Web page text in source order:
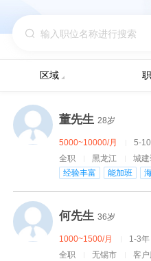
区域
董先生 28岁
5000~10000/月 5-
全职
黑龙江
城
经验丰富
能加班
何先生36岁
1000~1500/月 1-3年
全职
无锡市
客